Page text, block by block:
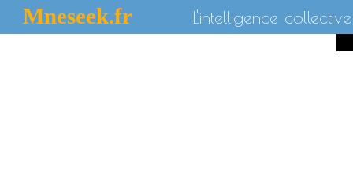
Mneseek.fr L'intelligence collective